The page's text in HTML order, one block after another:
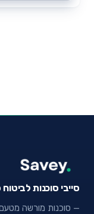
סייבי סוכנות לביטוח
— סוכנות מורשה מטעם